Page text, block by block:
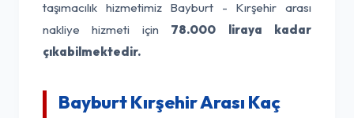
taşımacılık hizmetimiz Bayburt - Kırşehir arası
nakliye hizmeti için 78.000 liraya kadar
çıkabilmektedir.
Bayburt Kırşehir Arası Kaç